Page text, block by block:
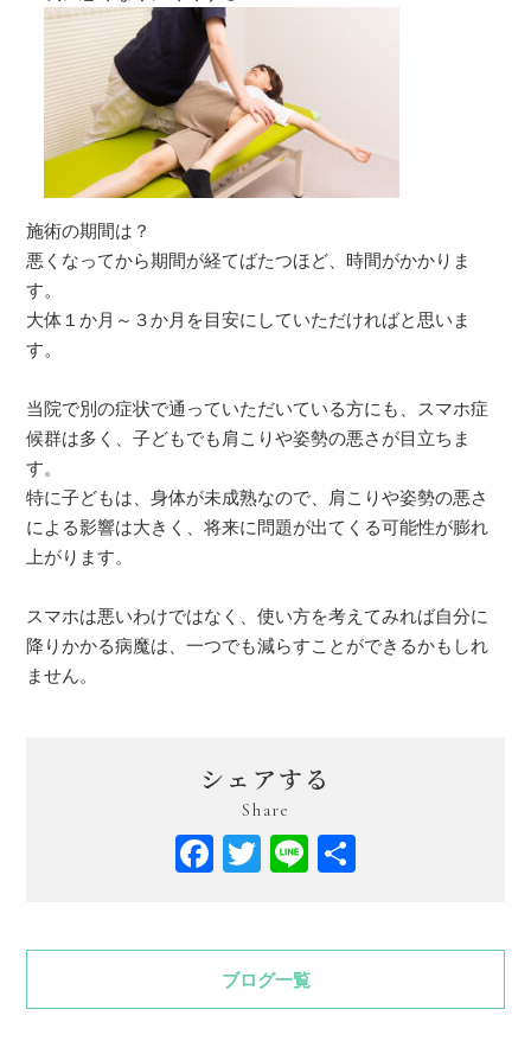
施術の期間は？
悪くなってから期間が経てばたつほど、時間がかかりま
す。
大体１か月～３か月を目安にしていただければと思いま
す。
当院で別の症状で通っていただいている方にも、スマホ症
候群は多く、子どもでも肩こりや姿勢の悪さが目立ちま
す。
特に子どもは、身体が未成熟なので、肩こりや姿勢の悪さ
による影響は大きく、将来に問題が出てくる可能性が膨れ
上がります。
スマホは悪いわけではなく、使い方を考えてみれば自分に
降りかかる病魔は、一つでも減らすことができるかもしれ
ません。
シェアする
Share
Facebook
Twitter
Line
ブログ一覧